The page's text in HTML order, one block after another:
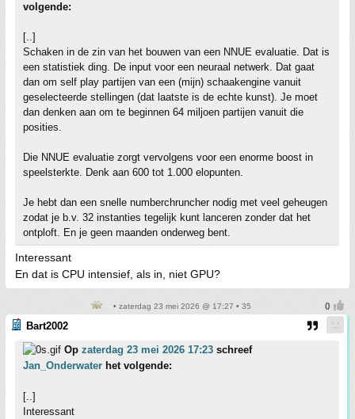
volgende:
[..]
Schaken in de zin van het bouwen van een NNUE evaluatie. Dat is
een statistiek ding. De input voor een neuraal netwerk. Dat gaat
dan om self play partijen van een (mijn) schaakengine vanuit
geselecteerde stellingen (dat laatste is de echte kunst). Je moet
dan denken aan om te beginnen 64 miljoen partijen vanuit die
posities.
Die NNUE evaluatie zorgt vervolgens voor een enorme boost in
speelsterkte. Denk aan 600 tot 1.000 elopunten.
Je hebt dan een snelle numberchruncher nodig met veel geheugen
zodat je b.v. 32 instanties tegelijk kunt lanceren zonder dat het
ontploft. En je geen maanden onderweg bent.
Interessant
En dat is CPU intensief, als in, niet GPU?
• zaterdag 23 mei 2026 @ 17:27 • 35
Bart2002
Op zaterdag 23 mei 2026 17:23 schreef
Jan_Onderwater het volgende:
[..]
Interessant